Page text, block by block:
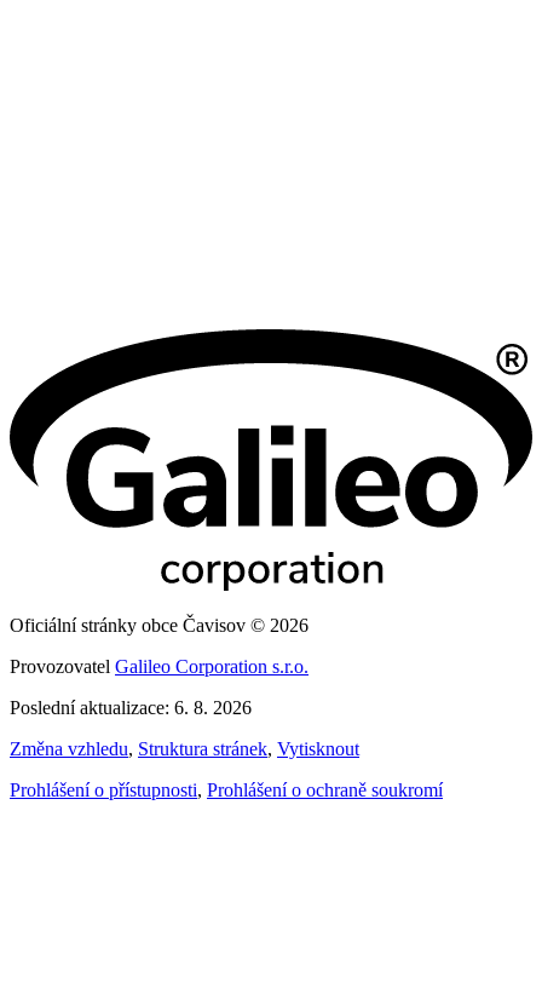
Oficiální stránky obce Čavisov © 2026
Provozovatel Galileo Corporation s.r.o.
Poslední aktualizace: 6. 8. 2026
Změna vzhledu, Struktura stránek, Vytisknout
Prohlášení o přístupnosti, Prohlášení o ochraně soukromí